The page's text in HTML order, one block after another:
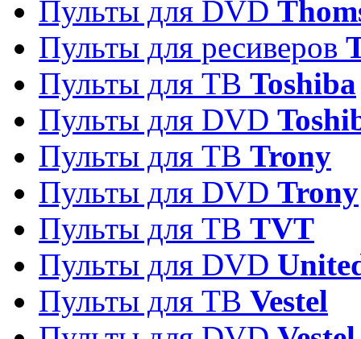
Пульты для DVD
Пульты для ресиверов
Пульты для ТВ Toshiba
Пульты для DVD
Пульты для ТВ Trony
Пульты для DVD Trony
Пульты для ТВ TVT
Пульты для DVD
Пульты для ТВ Vestel